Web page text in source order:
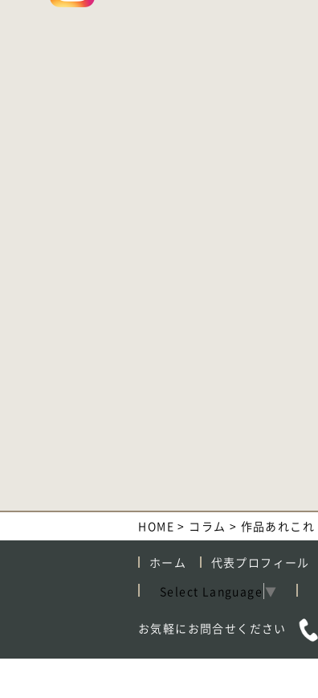
HOME > コラム > 作品あれこれ
ホーム 代表プロフィール
Select Language ▼
お気軽にお問合せください